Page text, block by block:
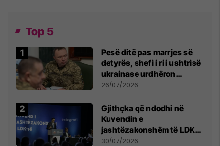
Top 5
Pesë ditë pas marrjes së
detyrës, shefi i ri i ushtrisë
ukrainase urdhëron
kontroll të madh
26/07/2026
Gjithçka që ndodhi në
Kuvendin e
jashtëzakonshëm të LDK-
së
30/07/2026